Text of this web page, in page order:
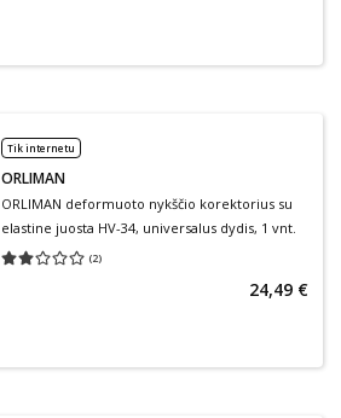
Tik internetu
ORLIMAN
ORLIMAN deformuoto nykščio korektorius su
elastine juosta HV-34, universalus dydis, 1 vnt.
(2)
Vidutinis įvertinimas 2.00
24,49 €